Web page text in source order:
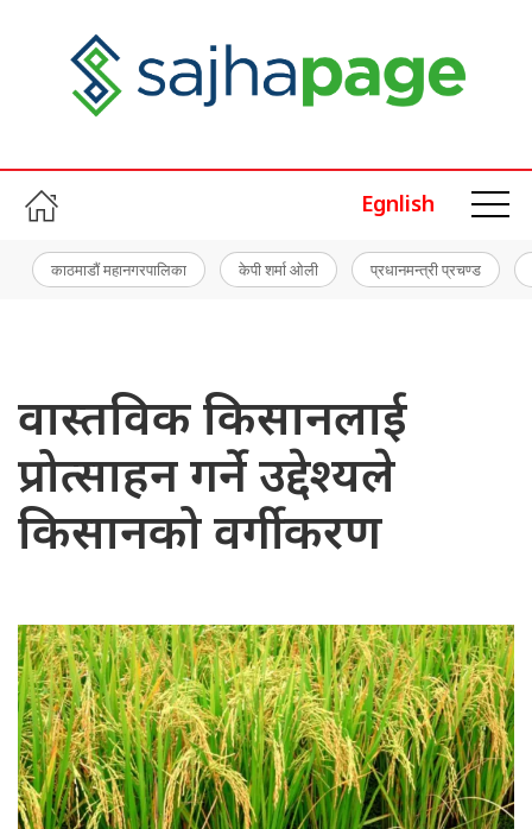
Egnlish
काठमाडौं महानगरपालिका केपी शर्मा ओली प्रधानमन्त्री प्रचण्ड
वास्तविक किसानलाई
प्रोत्साहन गर्ने उद्देश्यले
किसानको वर्गीकरण